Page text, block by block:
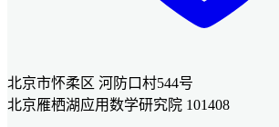
北京市怀柔区 河防口村544号
北京雁栖湖应用数学研究院 101408